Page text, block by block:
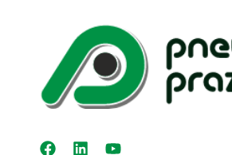
Kit Distribuição